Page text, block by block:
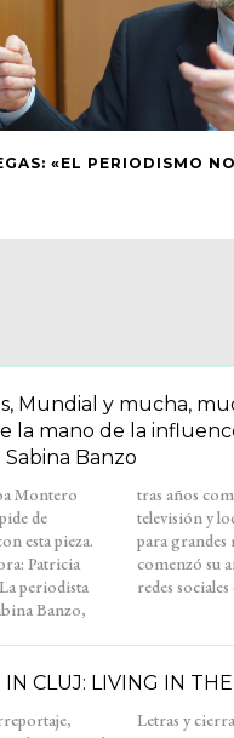
«EL PERIODISMO
Mundial y mucha,
la mano de la
Sabina Banzo
Montero
de
esta pieza.
Banzo,
de
de spots
marcas,
redes sociales
IN CLUJ: LIVING IN
su